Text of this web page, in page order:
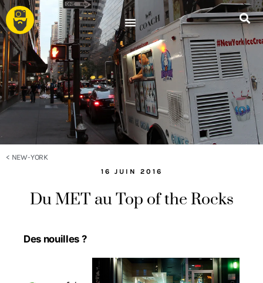
< NEW-YORK
16 JUIN 2016
Du MET au Top of the Rocks
Des nouilles ?